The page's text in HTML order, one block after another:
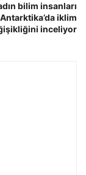
bilim insanları
Antarktika’da iklim
inceliyor